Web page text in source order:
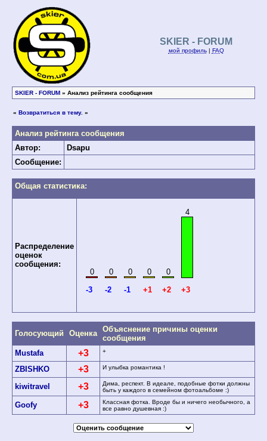
SKIER - FORUM
мой профиль| FAQ
SKIER - FORUM » Анализ рейтинга сообщения
« Возвратиться в тему. »
Анализ рейтинга сообщения
Автор:
Dsapu
Сообщение:
Общая статистика:
Распределение
оценок
сообщения:
0
0 0 0 0
4
-3 -2 -1 +1 +2 +3
Голосующий Оценка Объяснение причины оценки
сообщения
Mustafa
+3 +
ZBISHKO +3 И улыбка романтика !
kiwitravel +3
Дима, респект. В идеале, подобные фотки должны
быть у каждого в семейном фотоальбоме :)
Goofy +3
Классная фотка. Вроде бы и ничего необычного, а
все равно душевная :)